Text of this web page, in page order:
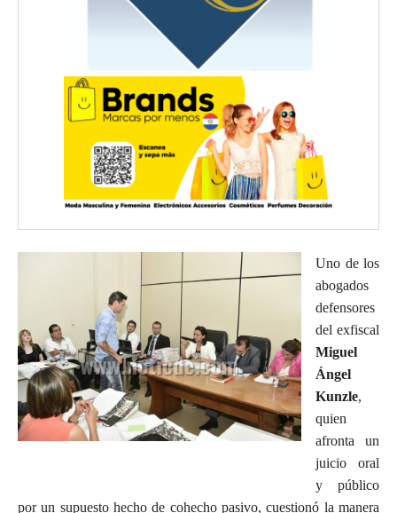
Uno de los
abogados
defensores
del exfiscal
Miguel
Ángel
Kunzle,
quien
afronta un
juicio oral
y público
por un supuesto hecho de cohecho pasivo, cuestionó la manera